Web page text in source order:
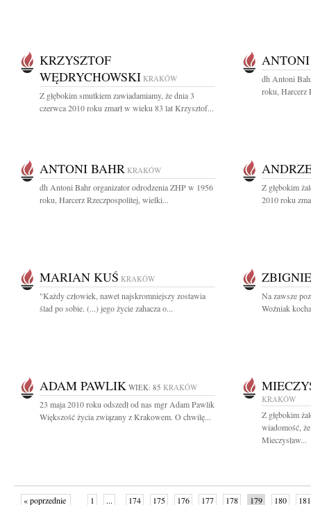
KRZYSZTOF
WĘDRYCHOWSKI KRAKÓW
Z głębokim smutkiem zawiadamiamy, że dnia 3
czerwca 2010 roku zmarł w wieku 83 lat Krzysztof...
dh Antoni
roku, Harcerz
ANTONI BAHR KRAKÓW
dh Antoni Bahr organizator odrodzenia ZHP w 1956
roku, Harcerz Rzeczpospolitej, wielki...
Z głębokim
2010 roku
MARIAN KUŚ KRAKÓW
"Każdy człowiek, nawet najskromniejszy zostawia
ślad po sobie. (...) jego życie zahacza o...
Na zawsze
Woźniak
ADAM PAWLIK WIEK: 85 KRAKÓW
23 maja 2010 roku odszedł od nas mgr Adam Pawlik
Większość życia związany z Krakowem. O chwilę...
KRAKÓW
Z głębokim
wiadomość,
Mieczysław...
« poprzednie 1 ... 174 175 176 177 178 179 180 181